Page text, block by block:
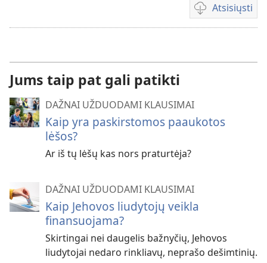
Atsisiųsti
Vaizdo
failų
Jums taip pat gali patikti
DAŽNAI UŽDUODAMI KLAUSIMAI
Kaip yra paskirstomos paaukotos
lėšos?
Ar iš tų lėšų kas nors praturtėja?
DAŽNAI UŽDUODAMI KLAUSIMAI
Kaip Jehovos liudytojų veikla
finansuojama?
Skirtingai nei daugelis bažnyčių, Jehovos
liudytojai nedaro rinkliavų, neprašo dešimtinių.